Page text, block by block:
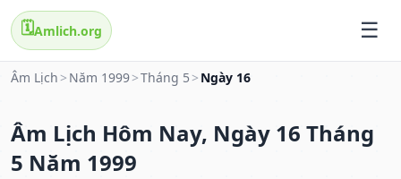
🗓️Amlich.org
Âm Lịch > Năm 1999>Tháng 5 > Ngày 16
Âm Lịch Hôm Nay, Ngày 16 Tháng
5 Năm 1999